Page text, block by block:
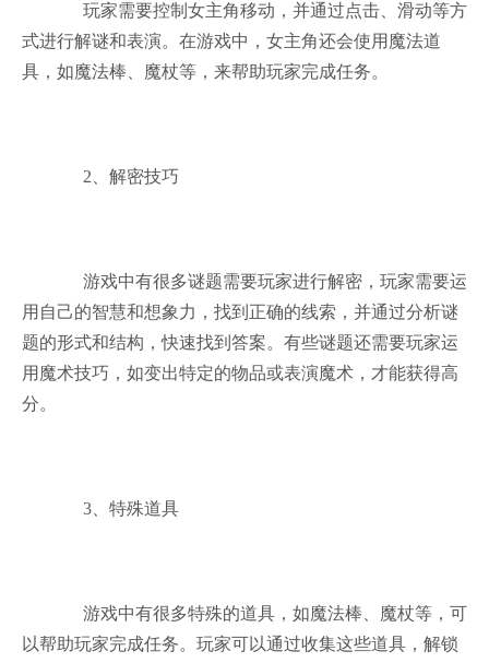
玩家需要控制女主角移动，并通过点击、滑动等方
式进行解谜和表演。在游戏中，女主角还会使用魔法道
具，如魔法棒、魔杖等，来帮助玩家完成任务。
2、解密技巧
游戏中有很多谜题需要玩家进行解密，玩家需要运
用自己的智慧和想象力，找到正确的线索，并通过分析谜
题的形式和结构，快速找到答案。有些谜题还需要玩家运
用魔术技巧，如变出特定的物品或表演魔术，才能获得高
分。
3、特殊道具
游戏中有很多特殊的道具，如魔法棒、魔杖等，可
以帮助玩家完成任务。玩家可以通过收集这些道具，解锁